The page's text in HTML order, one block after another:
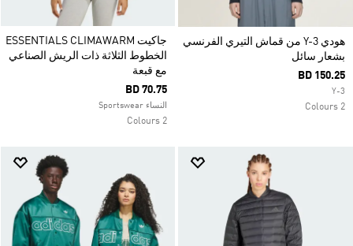
هودي Y-3 من قماش التيري الفرنسي
بشعار سائل
BD 150.25
Y-3
2 Colours
جاكيت ESSENTIALS CLIMAWARM
الخطوط الثلاثة ذات الريش الصناعي
مع قبعة
BD 70.75
النساء Sportswear
2 Colours